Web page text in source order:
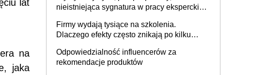
lat
na
jaka
nieistniejąca sygnatura w pracy eksperckiej -
firmie
Firmy wydają tysiące na szkolenia.
Dlaczego efekty często znikają po kilku
Odpowiedzialność influencerów za
rekomendacje produktów